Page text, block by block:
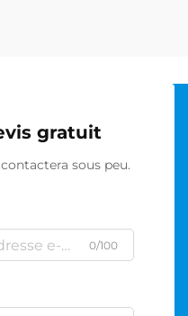
gratuit
sous peu.
0/100